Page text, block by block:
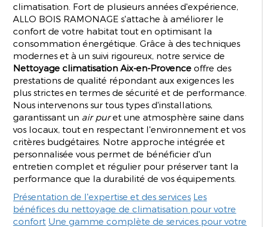
climatisation. Fort de plusieurs années d'expérience,
ALLO BOIS RAMONAGE s'attache à améliorer le
confort de votre habitat tout en optimisant la
consommation énergétique. Grâce à des techniques
modernes et à un suivi rigoureux, notre service de
Nettoyage climatisation Aix-en-Provence offre des
prestations de qualité répondant aux exigences les
plus strictes en termes de sécurité et de performance.
Nous intervenons sur tous types d'installations,
garantissant un air puret une atmosphère saine dans
vos locaux, tout en respectant l'environnement et vos
critères budgétaires. Notre approche intégrée et
personnalisée vous permet de bénéficier d'un
entretien complet et régulier pour préserver tant la
performance que la durabilité de vos équipements.
Présentation de l'expertise et des services Les
bénéfices du nettoyage de climatisation pour votre
confort Une gamme complète de services pour votre